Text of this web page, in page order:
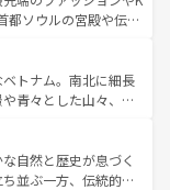
分に味わいつくそ
い台湾の食文化も魅
ラエティ豊かな料理
は コンテンツ一覧を参
都ソウルの宮殿や伝統
然美を楽しむことが
のストリートフード
る。夜には、韓国な
魅力を心ゆくまで味
着の韓国情報はコンテンツ一
トナム。南北に細長
青々とした山々、世
イの古い町並みやホ
も、独特の雰囲気を
豊かさとおいしさで
自然と歴史が息づく
並ぶ一方、伝統的な